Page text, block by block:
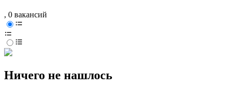
, 0 вакансий
Ничего не нашлось